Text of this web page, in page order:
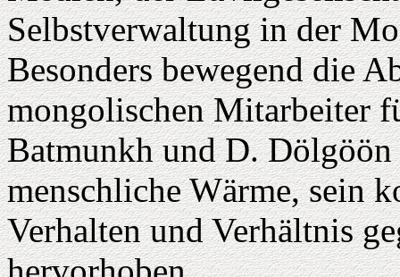
Selbstverwaltung in der
Besonders bewegend die
mongolischen Mitarbeiter
Batmunkh und D. Dölgöön
menschliche Wärme, sein
Verhalten und Verhältnis